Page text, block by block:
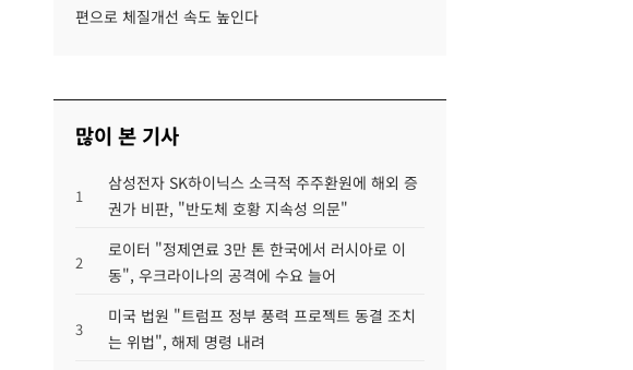
편으로 체질개선 속도 높인다
많이 본 기사
1
삼성전자 SK하이닉스 소극적 주주환원에 해외 증
권가 비판, "반도체 호황 지속성 의문"
2
로이터 "정제연료 3만 톤 한국에서 러시아로 이
동", 우크라이나의 공격에 수요 늘어
3
미국 법원 "트럼프 정부 풍력 프로젝트 동결 조치
는 위법", 해제 명령 내려